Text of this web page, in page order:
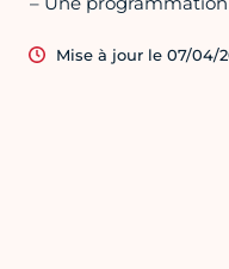
Mise à jour le 07/04/